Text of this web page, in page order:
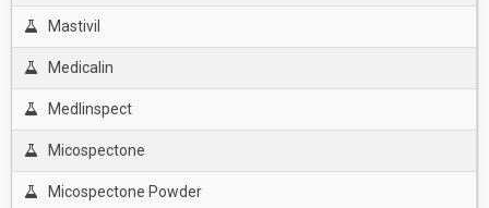
Mastivil
Medicalin
Medlinspect
Micospectone
Micospectone Powder